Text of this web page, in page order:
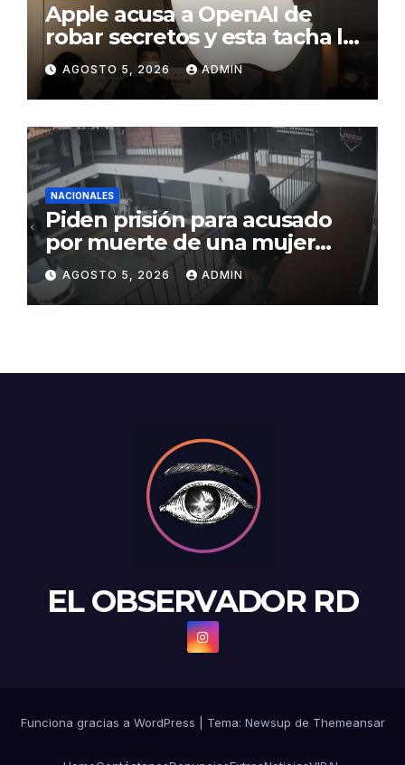
Apple acusa a OpenAI de
robar secretos y esta tacha la
demanda de «agresiva y
personal»
AGOSTO 5, 2026 ADMIN
NACIONALES
Piden prisión para acusado
por muerte de una mujer
durante intento de robo en
plaza comercial en Piantini
AGOSTO 5, 2026 ADMIN
EL OBSERVADOR RD
Funciona gracias a WordPress Tema: Newsup de Themeansar